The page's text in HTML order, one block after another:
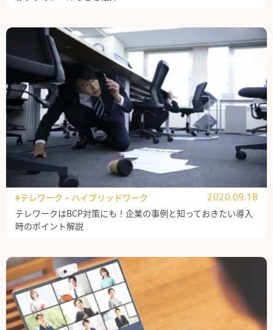
テレワークはBCP対策にも！企業の事例と知っておきたい導入
時のポイント解説
#テレワーク・ハイブリッドワーク 2020.09.18